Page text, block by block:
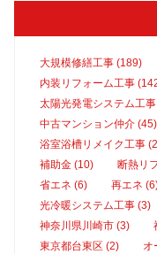
大規模修繕工事 (189)
内装リフォーム工事
太陽光発電システム工
中古マンション仲介 (45)
浴室浴槽リメイク工事
補助金 (10)
断熱リ
省エネ (6)
再エネ
光冷暖システム工事 (3)
神奈川県川崎市 (3)
東京都台東区 (2)
オ